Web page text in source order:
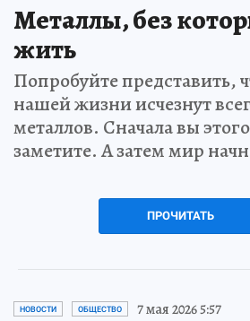
Металлы, без
жить
Попробуйте представить,
нашей жизни исчезнут
металлов. Сначала вы
заметите. А затем мир
ПРОЧИТАТЬ
НОВОСТИ ОБЩЕСТВО 7 мая 2026 5:57